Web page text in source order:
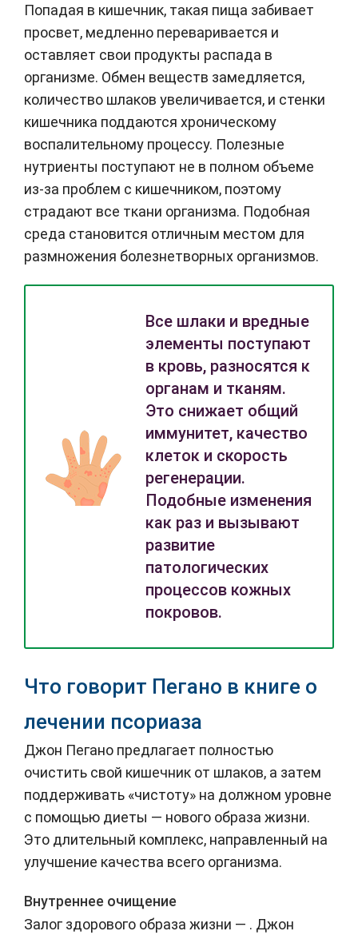
Попадая в кишечник, такая пища забивает
просвет, медленно переваривается и
оставляет свои продукты распада в
организме. Обмен веществ замедляется,
количество шлаков увеличивается, и стенки
кишечника поддаются хроническому
воспалительному процессу. Полезные
нутриенты поступают не в полном объеме
из-за проблем с кишечником, поэтому
страдают все ткани организма. Подобная
среда становится отличным местом для
размножения болезнетворных организмов.
Все шлаки и вредные
элементы поступают
в кровь, разносятся к
органам и тканям.
Это снижает общий
иммунитет, качество
клеток и скорость
регенерации.
Подобные изменения
как раз и вызывают
развитие
патологических
процессов кожных
покровов.
Что говорит Пегано в книге о
лечении псориаза
Джон Пегано предлагает полностью
очистить свой кишечник от шлаков, а затем
поддерживать «чистоту» на должном уровне
с помощью диеты — нового образа жизни.
Это длительный комплекс, направленный на
улучшение качества всего организма.
Внутреннее очищение
Залог здорового образа жизни — . Джон